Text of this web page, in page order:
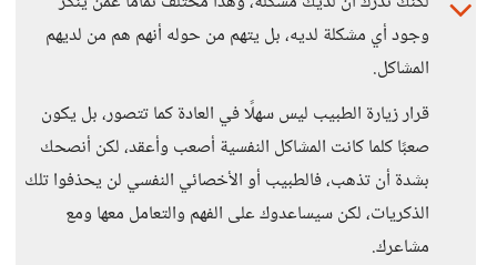
وجود أي مشكلة لديه، بل يتهم من حوله أنهم هم من لديهم
المشاكل.
قرار زيارة الطبيب ليس سهلًا في العادة كما تتصور، بل يكون
صعبًا كلما كانت المشاكل النفسية أصعب وأعقد، لكن أنصحك
بشدة أن تذهب، فالطبيب أو الأخصائي النفسي لن يحذفوا تلك
الذكريات، لكن سيساعدوك على الفهم والتعامل معها ومع
مشاعرك.